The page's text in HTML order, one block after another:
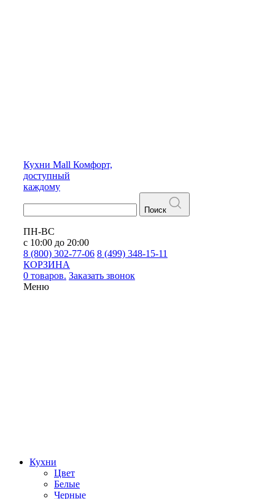
Кухни Mall Комфорт,
доступный
каждому
Поиск
ПН-ВС
с 10:00 до 20:00
8 (800) 302-77-06 8 (499) 348-15-11
КОРЗИНА
0 товаров. Заказать звонок
Меню
Кухни
Цвет
Белые
Черные